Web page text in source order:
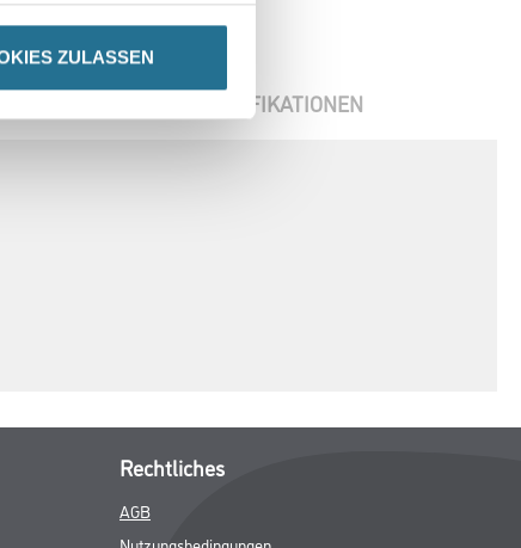
ZULASSEN
SPEZIFIKATIONEN
Rechtliches
AGB